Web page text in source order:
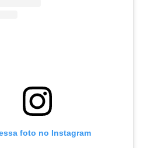
foto no Instagram